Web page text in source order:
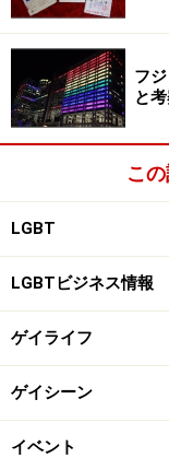
フ
と
こ
LGBT
LGBTビジネス情報
ゲイライフ
ゲイシーン
イベント